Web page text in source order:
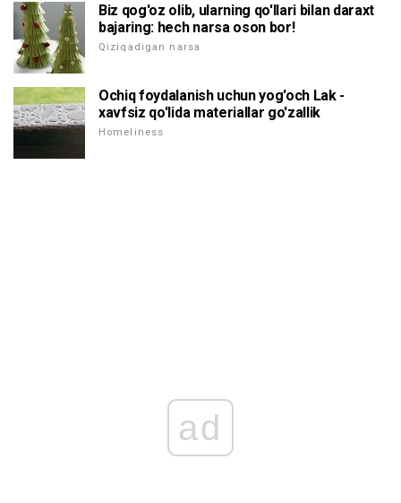
Biz qog'oz olib, ularning qo'llari bilan daraxt
bajaring: hech narsa oson bor!
Qiziqadigan narsa
Ochiq foydalanish uchun yog'och Lak -
xavfsiz qo'lida materiallar go'zallik
Homeliness
ad